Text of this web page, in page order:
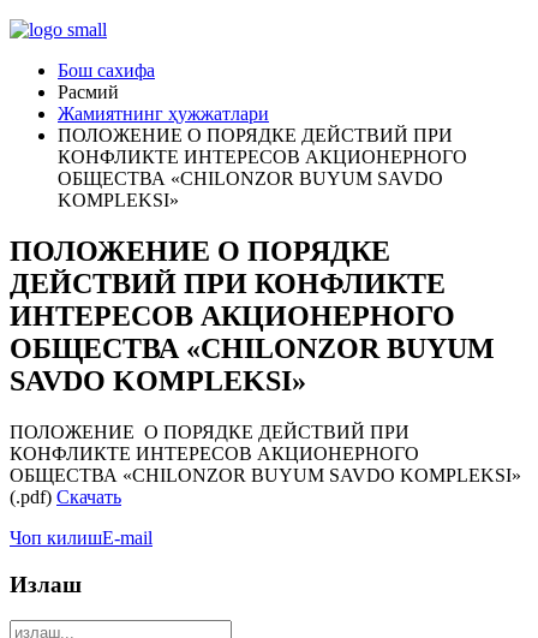
Бош сахифа
Расмий
Жамиятнинг ҳужжатлари
ПОЛОЖЕНИЕ О ПОРЯДКЕ ДЕЙСТВИЙ ПРИ
КОНФЛИКТЕ ИНТЕРЕСОВ АКЦИОНЕРНОГО
ОБЩЕСТВА «CHILONZOR BUYUM SAVDO
KOMPLEKSI»
ПОЛОЖЕНИЕ О ПОРЯДКЕ
ДЕЙСТВИЙ ПРИ КОНФЛИКТЕ
ИНТЕРЕСОВ АКЦИОНЕРНОГО
ОБЩЕСТВА «CHILONZOR BUYUM
SAVDO KOMPLEKSI»
ПОЛОЖЕНИЕ О ПОРЯДКЕ ДЕЙСТВИЙ ПРИ
КОНФЛИКТЕ ИНТЕРЕСОВ АКЦИОНЕРНОГО
ОБЩЕСТВА «CHILONZOR BUYUM SAVDO KOMPLEKSI»
(.pdf) Скачать
Чоп килишE-mail
Излаш